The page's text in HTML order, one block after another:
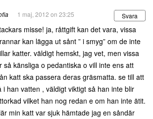
1 maj, 2012 on 23:25 Svara
misse! ja, råttgift kan det vara, vissa
kan lägga ut sånt ” i smyg” om de inte
katter. väldigt hemskt, jag vet, men vissa
så känsliga o pedantiska o vill inte ens att
katt ska passera deras gräsmatta. se till att
i han vatten , väldigt viktigt så han inte blir
vilket han nog redan e om han inte ätit.
min katt var sjuk hämtade jag en såndär